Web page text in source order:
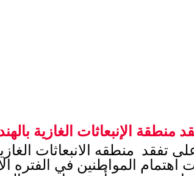
منطقة الإنبعاثات الغازية